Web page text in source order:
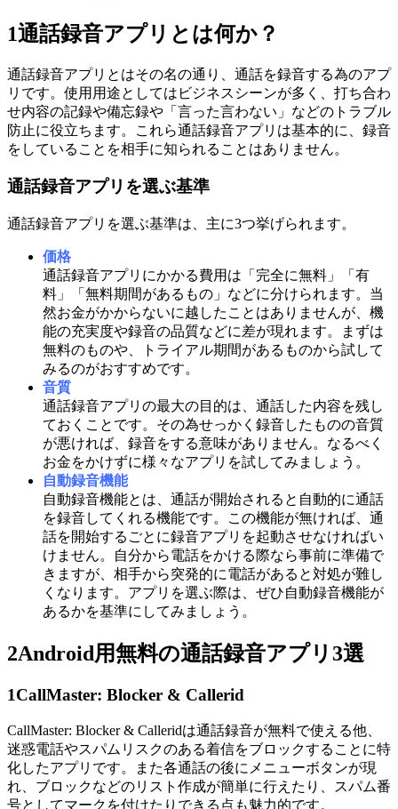
1通話録音アプリとは何か？
通話録音アプリとはその名の通り、通話を録音する為のアプ
リです。使用用途としてはビジネスシーンが多く、打ち合わ
せ内容の記録や備忘録や「言った言わない」などのトラブル
防止に役立ちます。これら通話録音アプリは基本的に、録音
をしていることを相手に知られることはありません。
通話録音アプリを選ぶ基準
通話録音アプリを選ぶ基準は、主に3つ挙げられます。
価格
通話録音アプリにかかる費用は「完全に無料」「有
料」「無料期間があるもの」などに分けられます。当
然お金がかからないに越したことはありませんが、機
能の充実度や録音の品質などに差が現れます。まずは
無料のものや、トライアル期間があるものから試して
みるのがおすすめです。
音質
通話録音アプリの最大の目的は、通話した内容を残し
ておくことです。その為せっかく録音したものの音質
が悪ければ、録音をする意味がありません。なるべく
お金をかけずに様々なアプリを試してみましょう。
自動録音機能
自動録音機能とは、通話が開始されると自動的に通話
を録音してくれる機能です。この機能が無ければ、通
話を開始するごとに録音アプリを起動させなければい
けません。自分から電話をかける際なら事前に準備で
きますが、相手から突発的に電話があると対処が難し
くなります。アプリを選ぶ際は、ぜひ自動録音機能が
あるかを基準にしてみましょう。
2Android用無料の通話録音アプリ3選
1CallMaster: Blocker & Callerid
CallMaster: Blocker & Calleridは通話録音が無料で使える他、
迷惑電話やスパムリスクのある着信をブロックすることに特
化したアプリです。また各通話の後にメニューボタンが現
れ、ブロックなどのリスト作成が簡単に行えたり、スパム番
号としてマークを付けたりできる点も魅力的です。